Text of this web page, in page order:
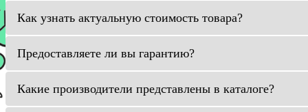
Как узнать актуальную стоимость товара?
Предоставляете ли вы гарантию?
Какие производители представлены в каталоге?